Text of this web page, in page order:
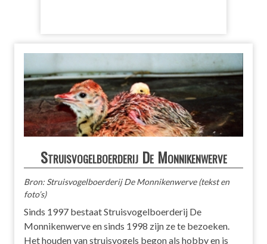
Struisvogelboerderij De Monnikenwerve
Bron: Struisvogelboerderij De Monnikenwerve (tekst en
foto’s)
Sinds 1997 bestaat Struisvogelboerderij De
Monnikenwerve en sinds 1998 zijn ze te bezoeken.
Het houden van struisvogels begon als hobby en is